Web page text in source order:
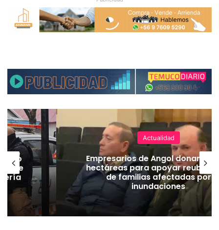
de
Actualidad
Empresarios de Angol donan
hectáreas para apoyar
de familias afectadas por
inundaciones